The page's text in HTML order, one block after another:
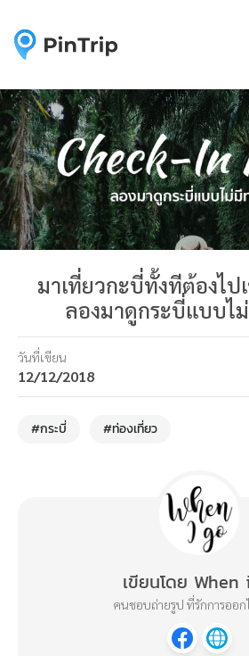
มาเที่ยวกะบี่ทั้งทีต้องไป
ลองมาดูกระบี่แบบไ
วันที่เขียน
12/12/2018
#กระบี่ #ท่องเที่ยว
เขียนโดย When
คนชอบถ่ายรูป ที่รักการออก